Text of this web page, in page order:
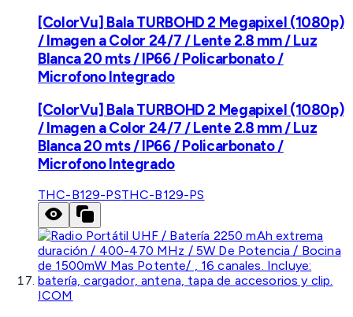
[ColorVu] Bala TURBOHD 2 Megapixel (1080p)
/ Imagen a Color 24/7 / Lente 2.8 mm / Luz
Blanca 20 mts / IP66 / Policarbonato /
Microfono Integrado
[ColorVu] Bala TURBOHD 2 Megapixel (1080p)
/ Imagen a Color 24/7 / Lente 2.8 mm / Luz
Blanca 20 mts / IP66 / Policarbonato /
Microfono Integrado
THC-B129-PSTHC-B129-PS
ICOM